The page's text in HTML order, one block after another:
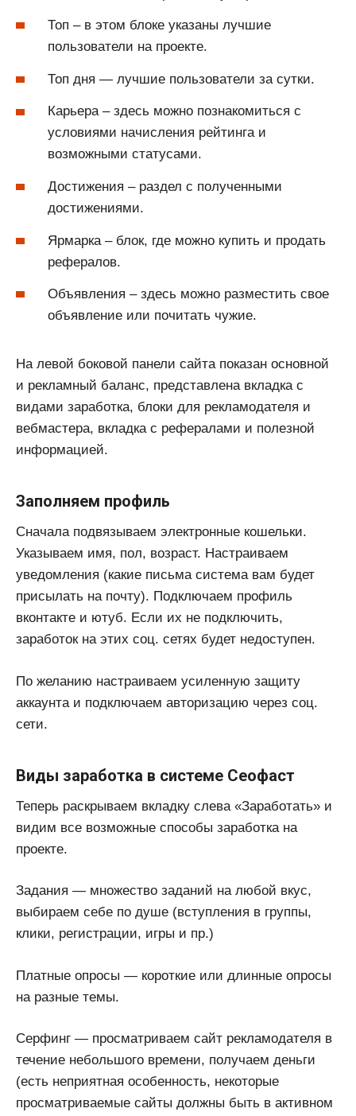
Топ – в этом блоке указаны лучшие
пользователи на проекте.
Топ дня — лучшие пользователи за сутки.
Карьера – здесь можно познакомиться с
условиями начисления рейтинга и
возможными статусами.
Достижения – раздел с полученными
достижениями.
Ярмарка – блок, где можно купить и продать
рефералов.
Объявления – здесь можно разместить свое
объявление или почитать чужие.
На левой боковой панели сайта показан основной
и рекламный баланс, представлена вкладка с
видами заработка, блоки для рекламодателя и
вебмастера, вкладка с рефералами и полезной
информацией.
Заполняем профиль
Сначала подвязываем электронные кошельки.
Указываем имя, пол, возраст. Настраиваем
уведомления (какие письма система вам будет
присылать на почту). Подключаем профиль
вконтакте и ютуб. Если их не подключить,
заработок на этих соц. сетях будет недоступен.
По желанию настраиваем усиленную защиту
аккаунта и подключаем авторизацию через соц.
сети.
Виды заработка в системе Сеофаст
Теперь раскрываем вкладку слева «Заработать» и
видим все возможные способы заработка на
проекте.
Задания — множество заданий на любой вкус,
выбираем себе по душе (вступления в группы,
клики, регистрации, игры и пр.)
Платные опросы — короткие или длинные опросы
на разные темы.
Серфинг — просматриваем сайт рекламодателя в
течение небольшого времени, получаем деньги
(есть неприятная особенность, некоторые
просматриваемые сайты должны быть в активном